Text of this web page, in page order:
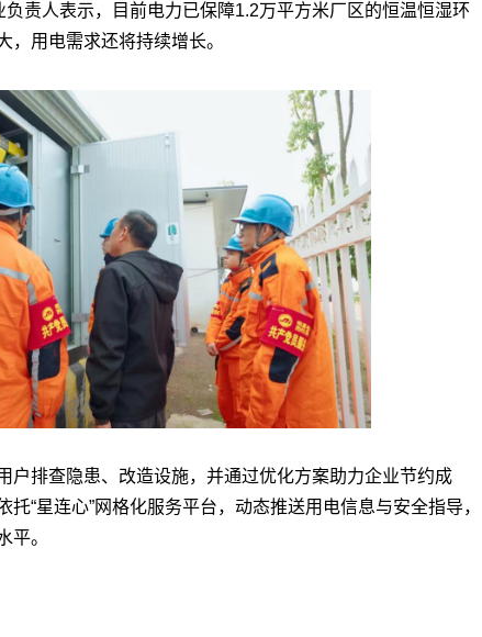
负责人表示，目前电力已保障1.2万平方米厂区的恒温恒湿环
，用电需求还将持续增长。
户排查隐患、改造设施，并通过优化方案助力企业节约成
“星连心”网格化服务平台，动态推送用电信息与安全指导，
平。